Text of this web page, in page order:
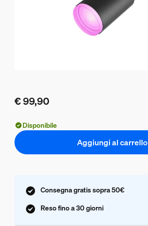
€ 99,90
Disponibile
Aggiungi al carrello
Consegna gratis sopra 50€
Reso fino a 30 giorni